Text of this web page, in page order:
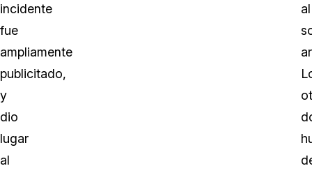
incidente
fue
ampliamente
publicitado,
y
dio
lugar
al
al